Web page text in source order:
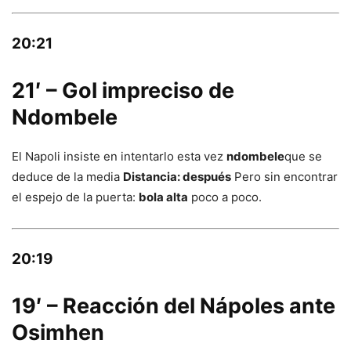
20:21
21′ – Gol impreciso de
Ndombele
El Napoli insiste en intentarlo esta vez ndombeleque se
deduce de la media Distancia: después Pero sin encontrar
el espejo de la puerta: bola alta poco a poco.
20:19
19′ – Reacción del Nápoles ante
Osimhen